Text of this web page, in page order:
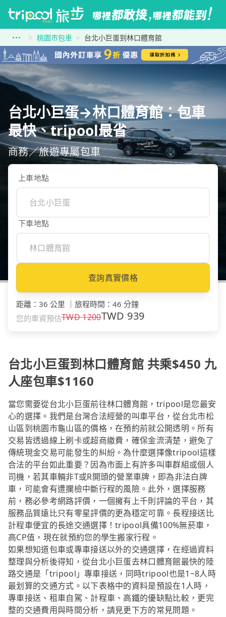
桃園市包車 台北小巨蛋到林口體育館
台北小巨蛋→林口體育館：包車
最快、tripool最省
商務／旅遊專屬包車
上車地點
下車地點
查詢真實價格
距離 ： 36 公里 旅程時間 ： 46 分鐘
您的車資預估TWD1200TWD 939
台北小巨蛋到林口體育館 共乘$450 九
人座包車$1160
當您需要從台北小巨蛋前往林口體育館，tripool是您最安
心的選擇。我們是台灣合法經營的叫車平台，從台北市松
山區到桃園市龜山區的價格，在預約前就公開透明。所有
交易皆透過線上刷卡或超商繳費，確保金流清楚，避免了
傳統現金交易可能發生的糾紛。為什麼選擇像tripool這樣
合法的平台如此重要？因為市面上有許多叫車群組或個人
司機，若其車輛非T或R開頭的營業車牌，即為非法白牌
車，可能會有遭攔檢中斷行程的風險。此外，選擇服務
前，務必參考網路評價，一個擁有上千則評論的平台，其
服務品質遠比只有零星評價的更為穩定可靠。長程接送比
計程車便宜的長途交通選擇！tripool具備100%無菸車，
高CP值，現在就預約您的學生搬家行程。
如果想知道包車或專車接送以外的交通選擇，在經過資料
整理與分析後得知，從台北小巨蛋去林口體育館最快的陸
路交通是「tripool」專車接送，同時tripool也是1~8人時
最划算的交通方式。以下表格中的資料是預設在1人時，
專車接送、租車自駕、計程車、高鐵的優缺點比較，更完
整的交通費用與時間分析，請見更下方的常見問題。